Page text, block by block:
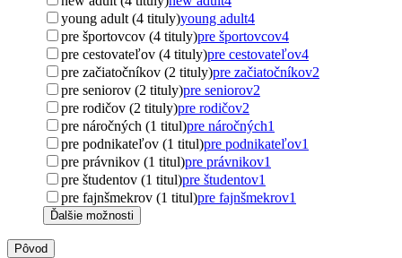
young adult (4 tituly)young adult4
pre športovcov (4 tituly)pre športovcov4
pre cestovateľov (4 tituly)pre cestovateľov4
pre začiatočníkov (2 tituly)pre začiatočníkov2
pre seniorov (2 tituly)pre seniorov2
pre rodičov (2 tituly)pre rodičov2
pre náročných (1 titul)pre náročných1
pre podnikateľov (1 titul)pre podnikateľov1
pre právnikov (1 titul)pre právnikov1
pre študentov (1 titul)pre študentov1
pre fajnšmekrov (1 titul)pre fajnšmekrov1
Ďalšie možnosti
Pôvod